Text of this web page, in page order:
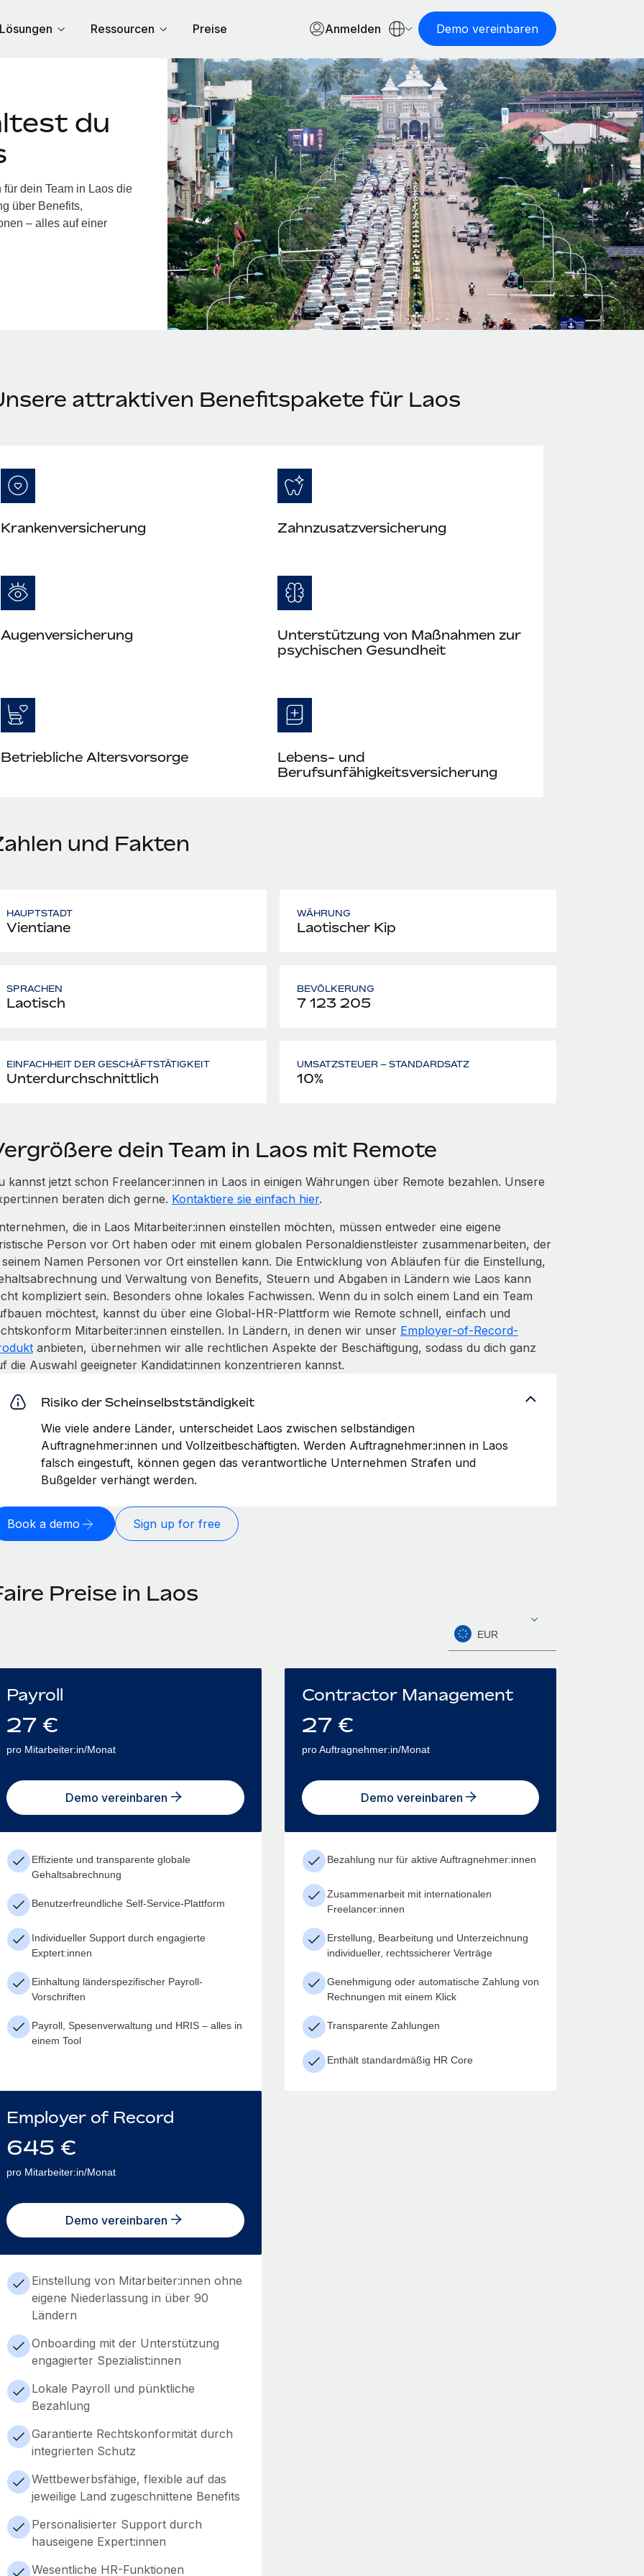
Lösungen Ressourcen Preise Anmelden Demo vereinbaren
du
dein Team in Laos die
über Benefits,
– alles auf einer
attraktiven Benefitspakete für Laos
Krankenversicherung Zahnzusatzversicherung
Augenversicherung
Unterstützung von Maßnahmen zur
psychischen Gesundheit
Betriebliche Altersvorsorge
Lebens- und
Berufsunfähigkeitsversicherung
und Fakten
HAUPTSTADT
Vientiane
WÄHRUNG
Laotischer Kip
SPRACHEN
Laotisch
BEVÖLKERUNG
7 123 205
EINFACHHEIT DER GESCHÄFTSTÄTIGKEIT
Unterdurchschnittlich
UMSATZSTEUER – STANDARDSATZ
10%
dein Team in Laos mit Remote
kannst jetzt schon Freelancer:innen in Laos in einigen Währungen über Remote bezahlen. Unsere
beraten dich gerne. Kontaktiere sie einfach hier.
die in Laos Mitarbeiter:innen einstellen möchten, müssen entweder eine eigene
Person vor Ort haben oder mit einem globalen Personaldienstleister zusammenarbeiten, der
Namen Personen vor Ort einstellen kann. Die Entwicklung von Abläufen für die Einstellung,
und Verwaltung von Benefits, Steuern und Abgaben in Ländern wie Laos kann
kompliziert sein. Besonders ohne lokales Fachwissen. Wenn du in solch einem Land ein Team
möchtest, kannst du über eine Global-HR-Plattform wie Remote schnell, einfach und
Mitarbeiter:innen einstellen. In Ländern, in denen wir unser Employer-of-Record-
anbieten, übernehmen wir alle rechtlichen Aspekte der Beschäftigung, sodass du dich ganz
die Auswahl geeigneter Kandidat:innen konzentrieren kannst.
Risiko der Scheinselbstständigkeit
Wie viele andere Länder, unterscheidet Laos zwischen selbständigen
Auftragnehmer:innen und Vollzeitbeschäftigten. Werden Auftragnehmer:innen in Laos
falsch eingestuft, können gegen das verantwortliche Unternehmen Strafen und
Bußgelder verhängt werden.
Book a demo Sign up for free
Preise in Laos
EUR
Payroll
27 €
pro Mitarbeiter:in/Monat
Demo vereinbaren
Effiziente und transparente globale
Gehaltsabrechnung
Benutzerfreundliche Self-Service-Plattform
Individueller Support durch engagierte
Exptert:innen
Einhaltung länderspezifischer Payroll-
Vorschriften
Payroll, Spesenverwaltung und HRIS – alles in
einem Tool
Contractor Management
27 €
pro Auftragnehmer:in/Monat
Demo vereinbaren
Bezahlung nur für aktive Auftragnehmer:innen
Zusammenarbeit mit internationalen
Freelancer:innen
Erstellung, Bearbeitung und Unterzeichnung
individueller, rechtssicherer Verträge
Genehmigung oder automatische Zahlung von
Rechnungen mit einem Klick
Transparente Zahlungen
Enthält standardmäßig HR Core
Employer of Record
645 €
pro Mitarbeiter:in/Monat
Demo vereinbaren
Einstellung von Mitarbeiter:innen ohne
eigene Niederlassung in über 90
Ländern
Onboarding mit der Unterstützung
engagierter Spezialist:innen
Lokale Payroll und pünktliche
Bezahlung
Garantierte Rechtskonformität durch
integrierten Schutz
Wettbewerbsfähige, flexible auf das
jeweilige Land zugeschnittene Benefits
Personalisierter Support durch
hauseigene Expert:innen
Wesentliche HR-Funktionen